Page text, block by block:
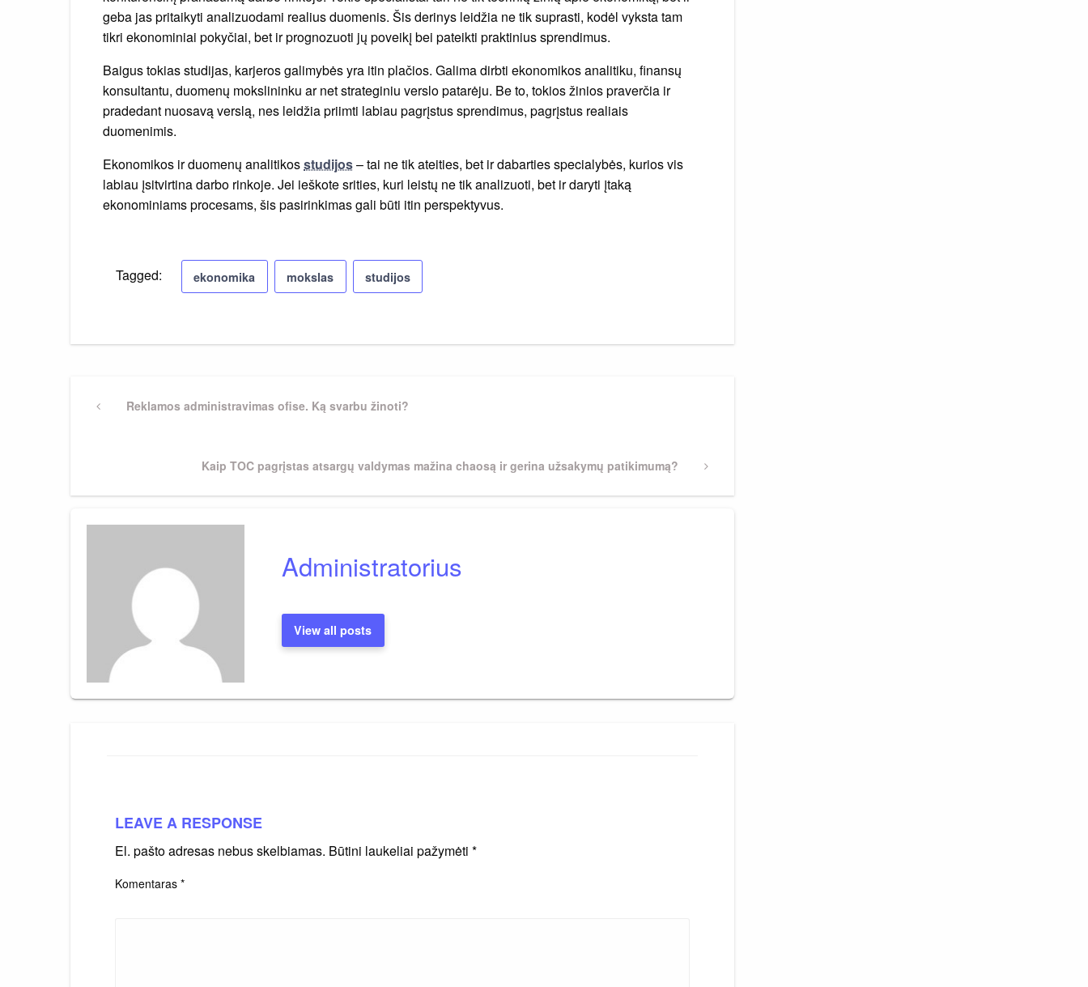
geba jas pritaikyti analizuodami realius duomenis. Šis derinys leidžia ne tik suprasti, kodėl vyksta tam
tikri ekonominiai pokyčiai, bet ir prognozuoti jų poveikį bei pateikti praktinius sprendimus.
Baigus tokias studijas, karjeros galimybės yra itin plačios. Galima dirbti ekonomikos analitiku, finansų
konsultantu, duomenų mokslininku ar net strateginiu verslo patarėju. Be to, tokios žinios praverčia ir
pradedant nuosavą verslą, nes leidžia priimti labiau pagrįstus sprendimus, pagrįstus realiais
duomenimis.
Ekonomikos ir duomenų analitikosstudijos– tai ne tik ateities, bet ir dabarties specialybės, kurios vis
labiau įsitvirtina darbo rinkoje. Jei ieškote srities, kuri leistų ne tik analizuoti, bet ir daryti įtaką
ekonominiams procesams, šis pasirinkimas gali būti itin perspektyvus.
Tagged: ekonomika mokslas studijos
Navigacija
įrašų
PreviousReklamos administravimas ofise. Ką svarbu žinoti?
Next
Kaip TOC pagrįstas atsargų valdymas mažina chaosą ir gerina užsakymų patikimumą?
Administratorius
View all posts
LEAVE A RESPONSE
El. pašto adresas nebus skelbiamas. Būtini laukeliai pažymėti *
Komentaras *